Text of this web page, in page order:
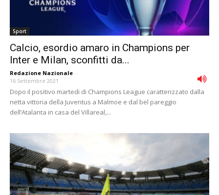
Sport
Calcio, esordio amaro in Champions per
Inter e Milan, sconfitti da...
Redazione Nazionale -
16 Settembre 2021
Dopo il positivo martedi di Champions League caratterizzato dalla
netta vittoria della Juventus a Malmoe e dal bel pareggio
dell’Atalanta in casa del Villareal,...